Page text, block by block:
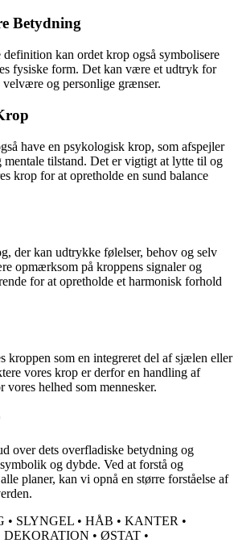
Betydning
kan ordet krop også symbolisere
fysiske form. Det kan være et udtryk for
og personlige grænser.
have en psykologisk krop, som afspejler
mentale tilstand. Det er vigtigt at lytte til og
krop for at opretholde en sund balance
der kan udtrykke følelser, behov og selv
opmærksom på kroppens signaler og
for at opretholde et harmonisk forhold
kroppen som en integreret del af sjælen eller
vores krop er derfor en handling af
vores helhed som mennesker.
over dets overfladiske betydning og
og dybde. Ved at forstå og
planer, kan vi opnå en større forståelse af
• SLYNGEL • HÅB • KANTER •
DEKORATION • ØSTAT •